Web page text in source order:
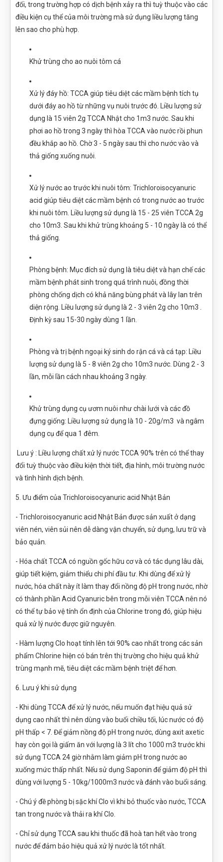
đối, trong trường hợp có dịch bệnh xảy ra thì tuỳ thuộc vào các
điều kiện cụ thể của môi trường mà sử dụng liều lượng tăng
lên sao cho phù hợp.
Khử trùng cho ao nuôi tôm cá
Xử lý đáy hồ: TCCA giúp tiêu diệt các mầm bệnh tích tụ
dưới đáy ao hồ từ những vụ nuôi trước đó. Liều lượng sử
dụng là 15 viên 2g TCCA Nhật cho 1m3 nước. Sau khi
phơi ao hồ trong 3 ngày thì hòa TCCA vào nước rồi phun
đều khắp ao hồ. Chờ 3 - 5 ngày sau thì cho nước vào và
thả giống xuống nuôi.
Xử lý nước ao trước khi nuôi tôm: Trichloroisocyanuric
acid giúp tiêu diệt các mầm bệnh có trong nước ao trước
khi nuôi tôm. Liều lượng sử dụng là 15 - 25 viên TCCA 2g
cho 10m3. Sau khi khử trùng khoảng 5 - 10 ngày là có thể
thả giống.
Phòng bệnh: Mục đích sử dụng là tiêu diệt và hạn chế các
mầm bệnh phát sinh trong quá trình nuôi, đồng thời
phòng chống dịch có khả năng bùng phát và lây lan trên
diện rộng. Liều lượng sử dụng là 2 - 3 viên 2g cho 10m3 .
Định kỳ sau 15-30 ngày dùng 1 lần.
Phòng và trị bệnh ngoại ký sinh do rận cá và cá tạp: Liều
lượng sử dụng là 5 - 8 viên 2g cho 10m3 nước. Dùng 2 - 3
lần, mỗi lần cách nhau khoảng 3 ngày.
Khử trùng dụng cụ ươm nuôi như chài lưới và các đồ
đựng giống: Liều lượng sử dụng là 10 - 20g/m3 và ngâm
dụng cụ để qua 1 đêm.
Lưu ý : Liều lượng chất xử lý nước TCCA 90% trên có thể thay
đổi tuỳ thuộc vào điều kiện thời tiết, địa hình, môi trường nước
và tình hình dịch bệnh.
5. Ưu điểm của Trichloroisocyanuric acid Nhật Bản
- Trichloroisocyanuric acid Nhật Bản được sản xuất ở dạng
viên nén, viên sủi nên dễ dàng vận chuyển, sử dụng, lưu trữ và
bảo quản.
- Hóa chất TCCA có nguồn gốc hữu cơ và có tác dụng lâu dài,
giúp tiết kiệm, giảm thiểu chi phí đầu tư. Khi dùng để xử lý
nước, hóa chất này ít làm thay đổi nồng độ pH trong nước, nhờ
có thành phần Acid Cyanuric bên trong mỗi viên TCCA nên nó
có thể tự bảo vệ tính ổn định của Chlorine trong đó, giúp hiệu
quả xử lý nước được giữ nguyên.
- Hàm lượng Clo hoạt tính lên tới 90% cao nhất trong các sản
phẩm Chlorine hiện có bán trên thị trường cho hiệu quả khử
trùng mạnh mẽ, tiêu diệt các mầm bệnh triệt để hơn.
6. Lưu ý khi sử dụng
- Khi dùng TCCA để xử lý nước, nếu muốn đạt hiệu quả sử
dụng cao nhất thì nên dùng vào buổi chiều tối, lúc nước có độ
pH thấp < 7. Để giảm nồng độ pH trong nước, dùng axit axetic
hay còn gọi là giấm ăn với lượng là 3 lít cho 1000 m3 trước khi
sử dụng TCCA 24 giờ nhằm làm giảm pH trong nước ao
xuống mức thấp nhất. Nếu sử dụng Saponin để giảm độ pH thì
dùng với lượng 5 - 10kg/1000m3 nước và đánh vào buổi sáng.
- Chú ý đề phòng bị sặc khí Clo vì khi bỏ thuốc vào nước, TCCA
tan trong nước và thải ra khí Clo.
- Chỉ sử dụng TCCA sau khi thuốc đã hoà tan hết vào trong
nước để đảm bảo hiệu quả xử lý nước là tốt nhất.